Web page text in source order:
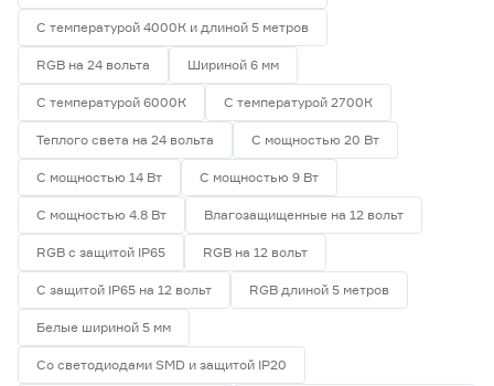
С температурой 4000К и длиной 5 метров
RGB на 24 вольта Шириной 6 мм
С температурой 6000К С температурой 2700К
Теплого света на 24 вольта С мощностью 20 Вт
С мощностью 14 Вт С мощностью 9 Вт
С мощностью 4.8 Вт Влагозащищенные на 12 вольт
RGB с защитой IP65 RGB на 12 вольт
С защитой IP65 на 12 вольт RGB длиной 5 метров
Белые шириной 5 мм
Со светодиодами SMD и защитой IP20